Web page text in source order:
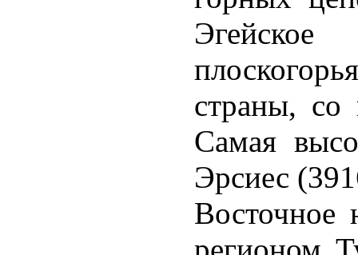
Эгейское
страны, со
Самая
Эрсиес
Восточное